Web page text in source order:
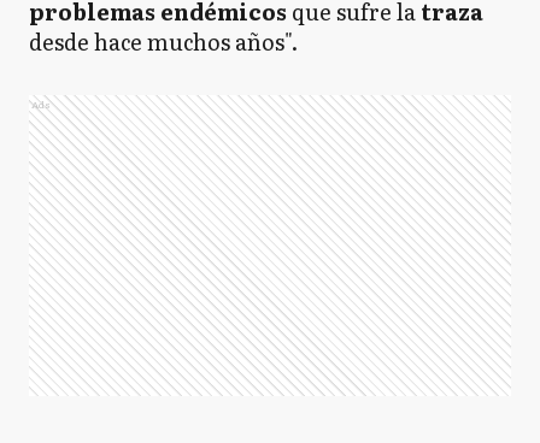
problemas endémicos que sufre latraza
desde hace muchos años".
Ads